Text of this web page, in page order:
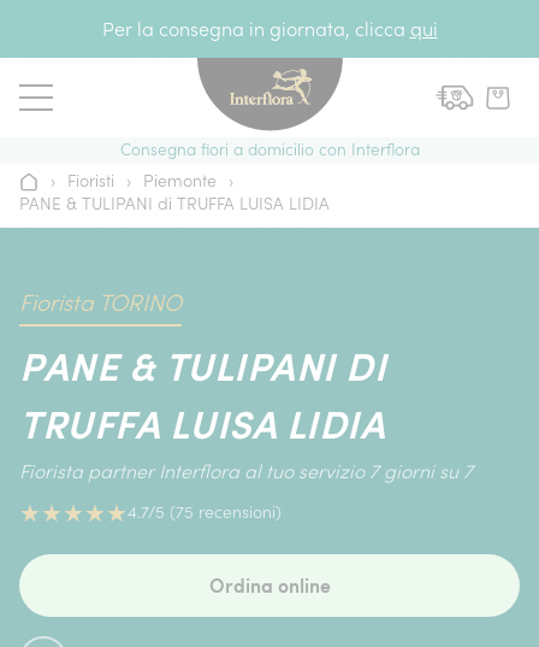
Per la consegna in giornata, clicca qui
Consegna fiori a domicilio con Interflora
Home› Fioristi › Piemonte
›
PANE & TULIPANI di TRUFFA LUISA LIDIA
Fiorista TORINO
PANE & TULIPANI DI
TRUFFA LUISA LIDIA
Fiorista partner Interflora al tuo servizio 7 giorni su 7
★★★★★4.7/5 (75 recensioni)
Ordina online